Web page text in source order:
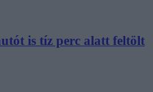
is tíz perc alatt feltölt